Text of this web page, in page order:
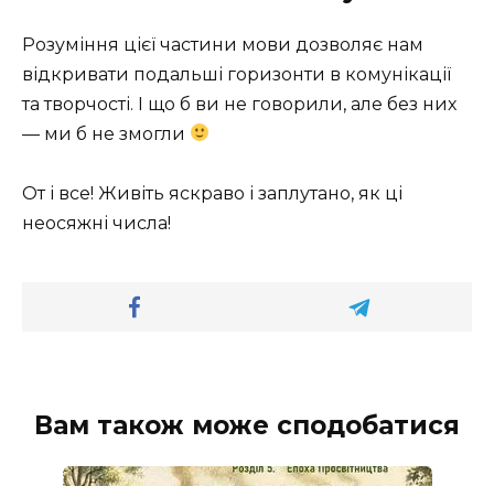
Розуміння цієї частини мови дозволяє нам
відкривати подальші горизонти в комунікації
та творчості. І що б ви не говорили, але без них
— ми б не змогли
От і все! Живіть яскраво і заплутано, як ці
неосяжні числа!
Вам також може сподобатися